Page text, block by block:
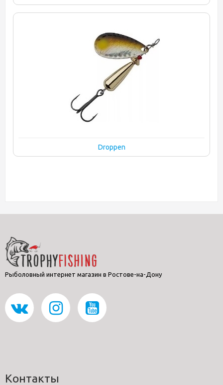
Droppen
Рыболовный интернет магазин в Ростове-на-Дону
Контакты